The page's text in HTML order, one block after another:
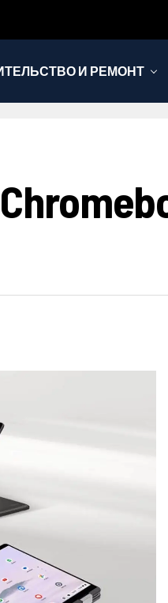
И РЕМОНТ